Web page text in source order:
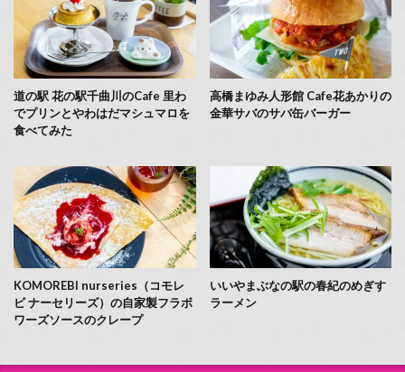
道の駅 花の駅千曲川のCafe 里わ
でプリンとやわはだマシュマロを
食べてみた
高橋まゆみ人形館 Cafe花あかりの
金華サバのサバ缶バーガー
KOMOREBI nurseries（コモレ
ビ ナーセリーズ）の自家製フラボ
ワーズソースのクレープ
いいやまぶなの駅の春紀のめぎす
ラーメン